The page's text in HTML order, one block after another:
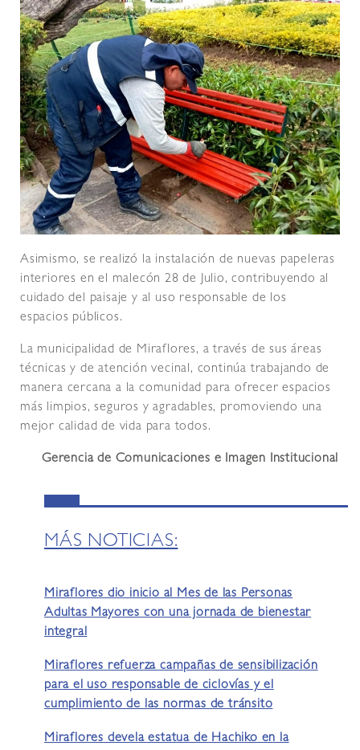
Asimismo, se realizó la instalación de nuevas papeleras
interiores en el malecón 28 de Julio, contribuyendo al
cuidado del paisaje y al uso responsable de los
espacios públicos.
La municipalidad de Miraflores, a través de sus áreas
técnicas y de atención vecinal, continúa trabajando de
manera cercana a la comunidad para ofrecer espacios
más limpios, seguros y agradables, promoviendo una
mejor calidad de vida para todos.
Gerencia de Comunicaciones e Imagen Institucional
MÁS NOTICIAS:
Miraflores dio inicio al Mes de las Personas
Adultas Mayores con una jornada de bienestar
integral
Miraflores refuerza campañas de sensibilización
para el uso responsable de ciclovías y el
cumplimiento de las normas de tránsito
Miraflores devela estatua de Hachiko en la